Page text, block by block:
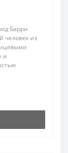
Барри
человек из
и